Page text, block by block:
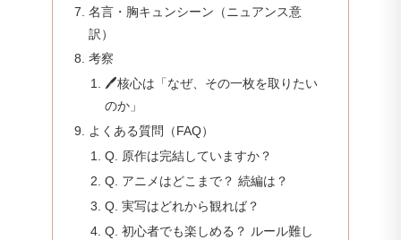
名言・胸キュンシーン（ニュアンス意
訳）
考察
🖊️核心は「なぜ、その一枚を取りたい
のか」
よくある質問（FAQ）
Q. 原作は完結していますか？
Q. アニメはどこまで？ 続編は？
Q. 実写はどれから観れば？
Q. 初心者でも楽しめる？ ルール難し